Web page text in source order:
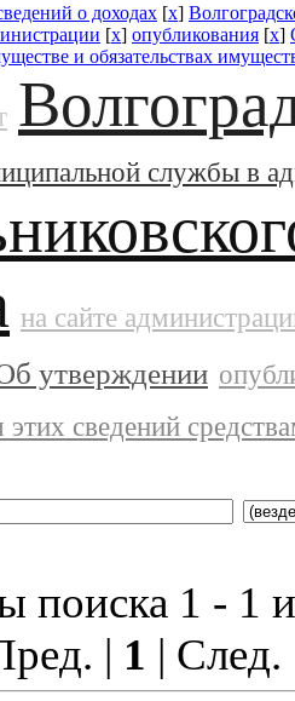
о доходах [x]
[x] опубликования [x]
и обязательствах
службы в
на сайте
утверждении
этих сведений
поиска 1 - 1
| 1 |